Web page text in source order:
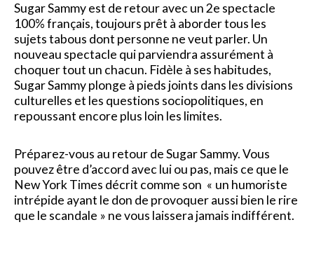
Sugar Sammy est de retour avec un 2e spectacle
100% français, toujours prêt à aborder tous les
sujets tabous dont personne ne veut parler. Un
nouveau spectacle qui parviendra assurément à
choquer tout un chacun. Fidèle à ses habitudes,
Sugar Sammy plonge à pieds joints dans les divisions
culturelles et les questions sociopolitiques, en
repoussant encore plus loin les limites.
Préparez-vous au retour de Sugar Sammy. Vous
pouvez être d’accord avec lui ou pas, mais ce que le
New York Times décrit comme son « un humoriste
intrépide ayant le don de provoquer aussi bien le rire
que le scandale » ne vous laissera jamais indifférent.